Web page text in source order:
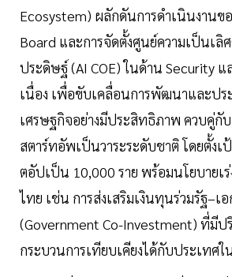
Ecosystem) ผลักดันการดำเนินงานข
Board และการจัดตั้งศูนย์ความเป็นเ
ประดิษฐ์ (AI COE) ในด้าน Security แ
เนื่อง เพื่อขับเคลื่อนการพัฒนาและปร
เศรษฐกิจอย่างมีประสิทธิภาพ ควบคู่กั
สตาร์ทอัพเป็นวาระระดับชาติ โดยตั้งเ
ตอัปเป็น 10,000 ราย พร้อมนโยบาย
ไทย เช่น การส่งเสริมเงินทุนร่วมรัฐ–เ
(Government Co-Investment) ที่มี
กระบวนการเทียบเคียงได้กับประเทศ